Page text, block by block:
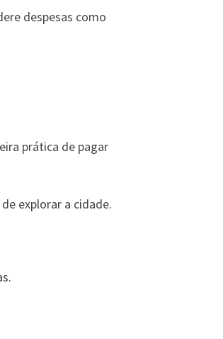
despesas como
prática de pagar
explorar a cidade.